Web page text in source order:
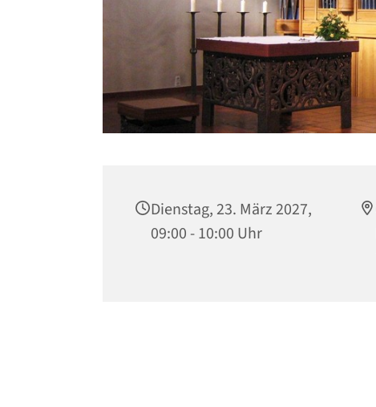
Dienstag, 23. März 2027,
09:00 - 10:00 Uhr